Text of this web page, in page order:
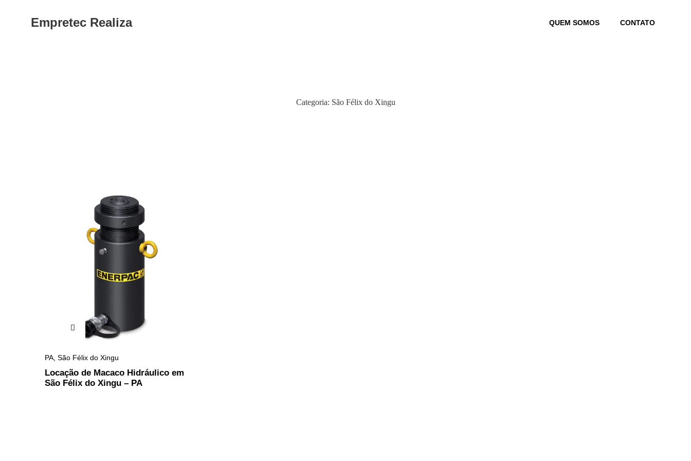
Empretec Realiza QUEM SOMOS CONTATO
Categoria: São Félix do Xingu
PA, São Félix do Xingu
Locação de Macaco Hidráulico em
São Félix do Xingu – PA